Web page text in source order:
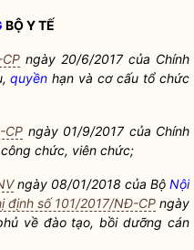
BỘ Y TẾ
ngày 20/6/2017 của Chính
quyền hạn và cơ cấu tổ chức
CP ngày 01/9/2017 của Chính
chức, viên chức;
ngày 08/01/2018 của Bộ Nội
định số 101/2017/NĐ-CPngày
về đào tạo, bồi dưỡng cán